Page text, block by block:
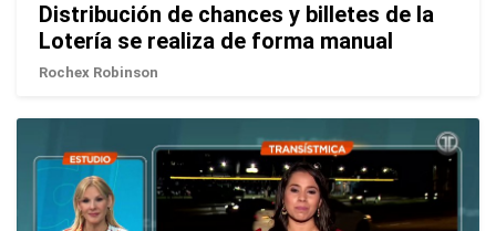
Distribución de chances y billetes de la
Lotería se realiza de forma manual
Rochex Robinson